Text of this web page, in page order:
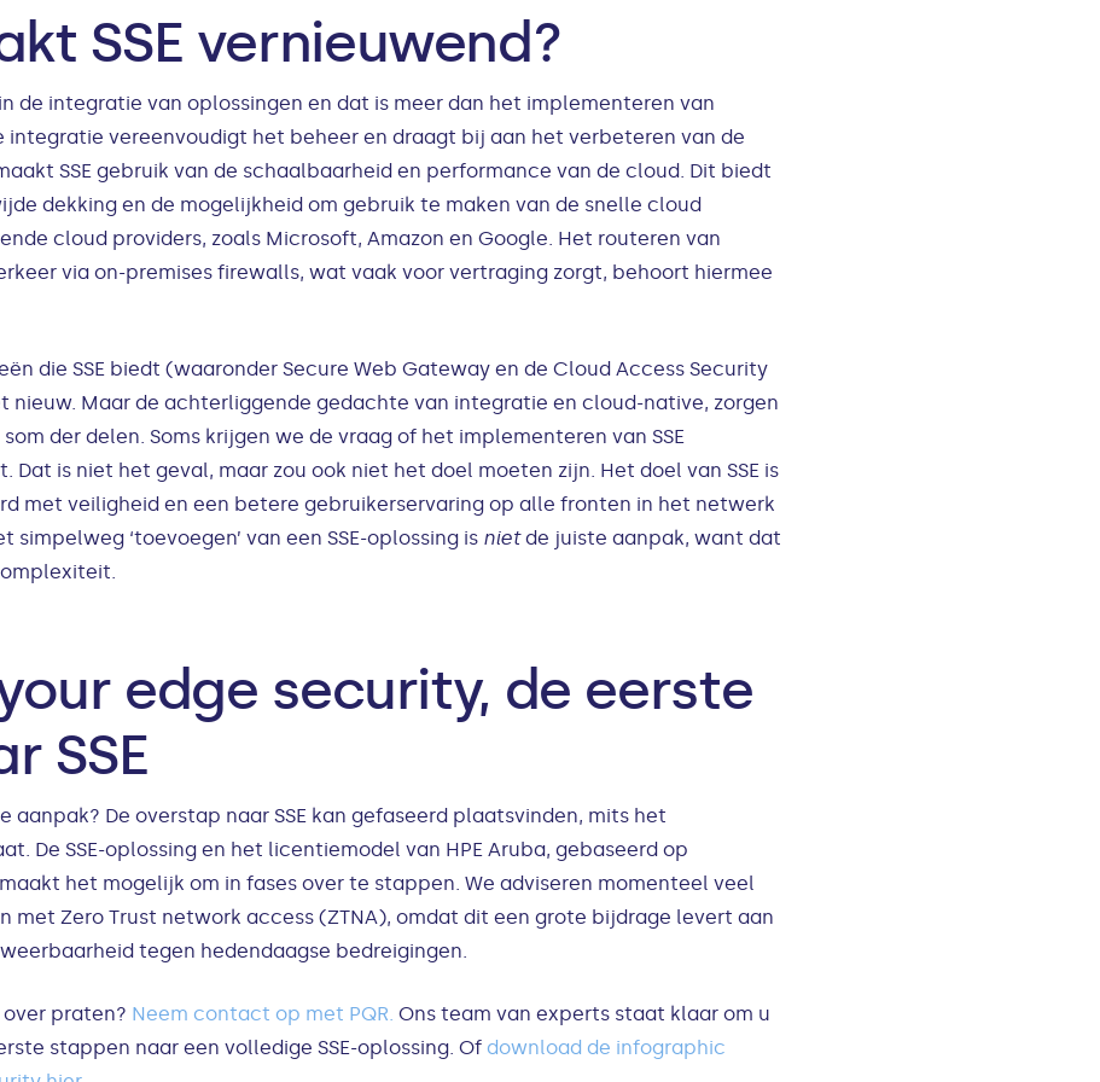
SSE vernieuwend?
de integratie van oplossingen en dat is meer dan het implementeren van
integratie vereenvoudigt het beheer en draagt bij aan het verbeteren van de
SSE gebruik van de schaalbaarheid en performance van de cloud. Dit biedt
dekking en de mogelijkheid om gebruik te maken van de snelle cloud
cloud providers, zoals Microsoft, Amazon en Google. Het routeren van
via on-premises firewalls, wat vaak voor vertraging zorgt, behoort hiermee
die SSE biedt (waaronder Secure Web Gateway en de Cloud Access Security
nieuw. Maar de achterliggende gedachte van integratie en cloud-native, zorgen
som der delen. Soms krijgen we de vraag of het implementeren van SSE
Dat is niet het geval, maar zou ook niet het doel moeten zijn. Het doel van SSE is
met veiligheid en een betere gebruikerservaring op alle fronten in het netwerk
simpelweg ‘toevoegen’ van een SSE-oplossing is nietde juiste aanpak, want dat
edge security, de eerste
SSE
aanpak? De overstap naar SSE kan gefaseerd plaatsvinden, mits het
De SSE-oplossing en het licentiemodel van HPE Aruba, gebaseerd op
het mogelijk om in fases over te stappen. We adviseren momenteel veel
met Zero Trust network access (ZTNA), omdat dit een grote bijdrage levert aan
tegen hedendaagse bedreigingen.
praten? Neem contact op met PQR. Ons team van experts staat klaar om u
stappen naar een volledige SSE-oplossing. Of download de infographic